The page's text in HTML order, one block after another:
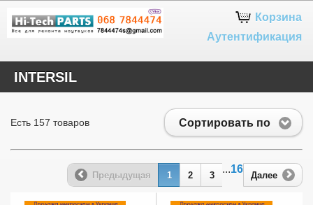
Корзина
Аутентификация
INTERSIL
Сортировать по
Есть 157 товаров
Предыдущая 1 2 3
...16
Далее